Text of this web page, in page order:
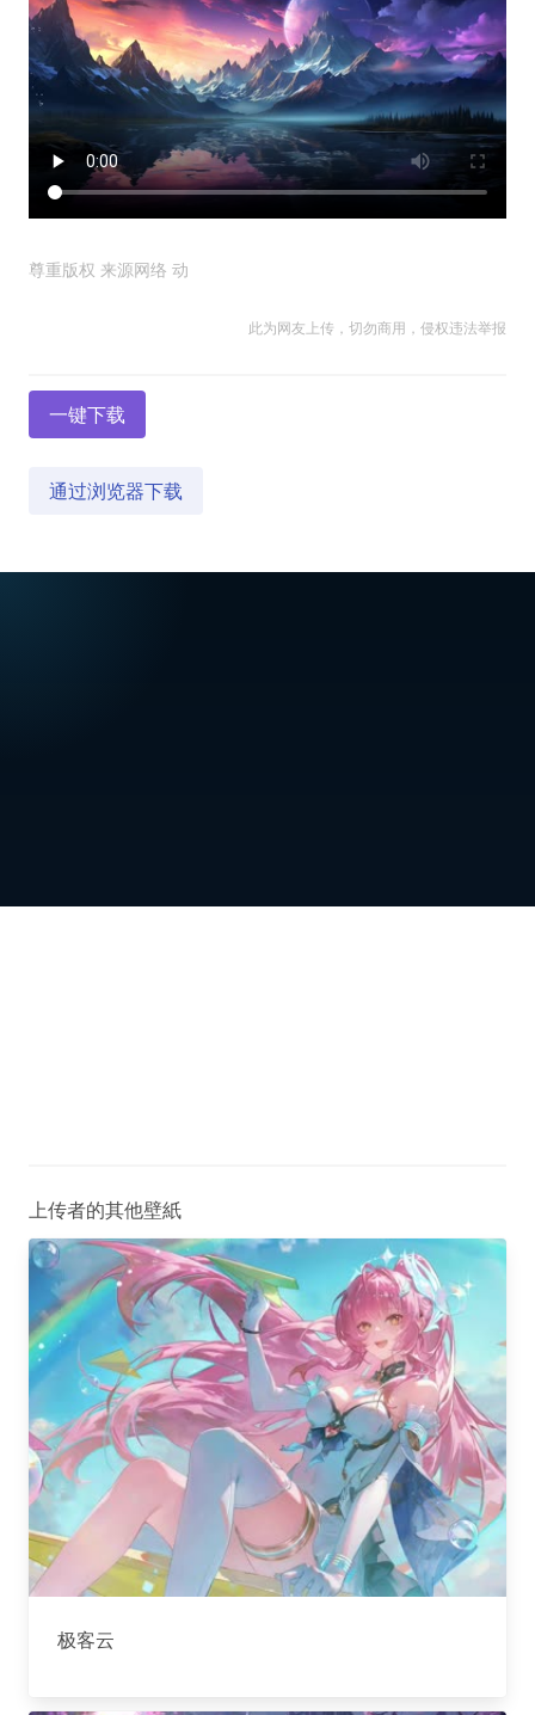
尊重版权 来源网络 动
此为网友上传，切勿商用，侵权违法举报
一键下载
通过浏览器下载
上传者的其他壁紙
极客云